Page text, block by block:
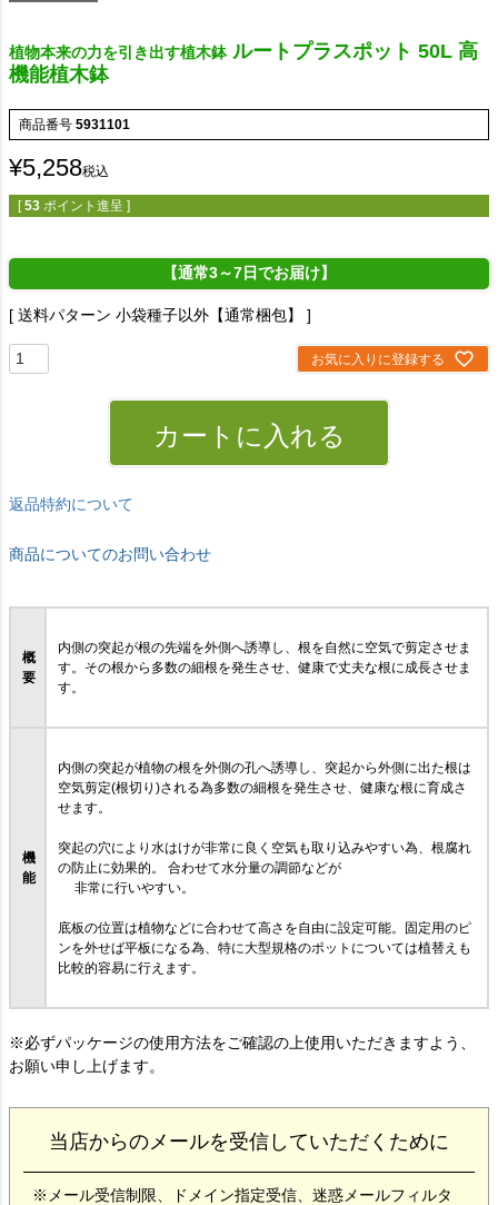
植物本来の力を引き出す植木鉢 ルートプラスポット 50L 高
機能植木鉢
商品番号 5931101
¥5,258税込
[ 53 ポイント進呈 ]
【通常3～7日でお届け】
送料パターン 小袋種子以外【通常梱包】
お気に入りに登録する
カートに入れる
返品特約について
商品についてのお問い合わせ
概
要
内側の突起が根の先端を外側へ誘導し、根を自然に空気で剪定させま
す。その根から多数の細根を発生させ、健康で丈夫な根に成長させま
す。
機
能
内側の突起が植物の根を外側の孔へ誘導し、突起から外側に出た根は
空気剪定(根切り)される為多数の細根を発生させ、健康な根に育成さ
せます。
突起の穴により水はけが非常に良く空気も取り込みやすい為、根腐れ
の防止に効果的。 合わせて水分量の調節などが
非常に行いやすい。
底板の位置は植物などに合わせて高さを自由に設定可能。固定用のピ
ンを外せば平板になる為、特に大型規格のポットについては植替えも
比較的容易に行えます。
※必ずパッケージの使用方法をご確認の上使用いただきますよう、
お願い申し上げます。
当店からのメールを受信していただくために
※メール受信制限、ドメイン指定受信、迷惑メールフィルタ